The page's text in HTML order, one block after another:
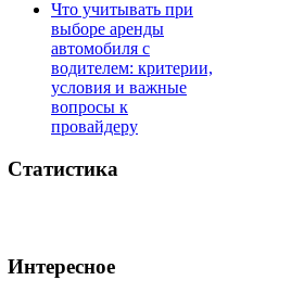
Что учитывать при
выборе аренды
автомобиля с
водителем: критерии,
условия и важные
вопросы к
провайдеру
Статистика
Интересное